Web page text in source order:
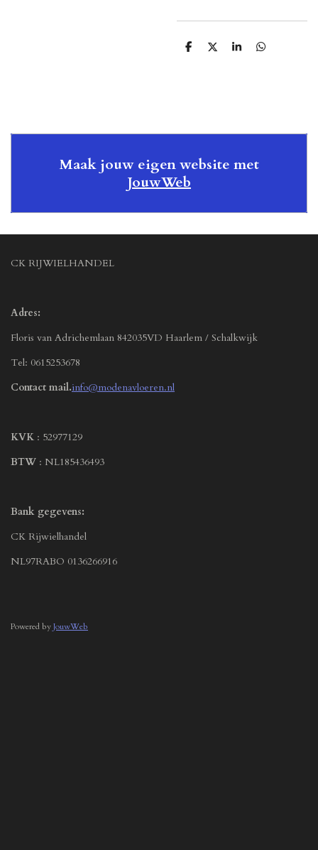
D
D
S
D
Maak jouw eigen website met
JouwWeb
CK RIJWIELHANDEL
Adres:
Floris van Adrichemlaan 842035VD Haarlem / Schalkwijk
Tel: 0615253678
Contact mail.info@modenavloeren.nl
KVK : 52977129
BTW : NL185436493
Bank gegevens:
CK Rijwielhandel
NL97RABO 0136266916
Powered byJouwWeb